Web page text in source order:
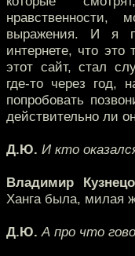
нравственности,
выражения. И я
интернете, что
этот сайт, стал
где-то через год,
попробовать
действительно ли
Д.Ю. И кто
Владимир
Ханга была, милая
Д.Ю. А про что